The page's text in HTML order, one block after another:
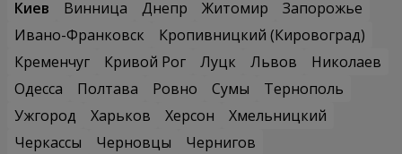
Киев
Винница Днепр Житомир
Запорожье
Ивано-Франковск
Кропивницкий (Кировоград)
Кременчуг
Кривой Рог Луцк Львов
Николаев
Одесса
Полтава Ровно Сумы
Тернополь
Ужгород
Харьков Херсон
Хмельницкий
Черкассы
Черновцы
Чернигов